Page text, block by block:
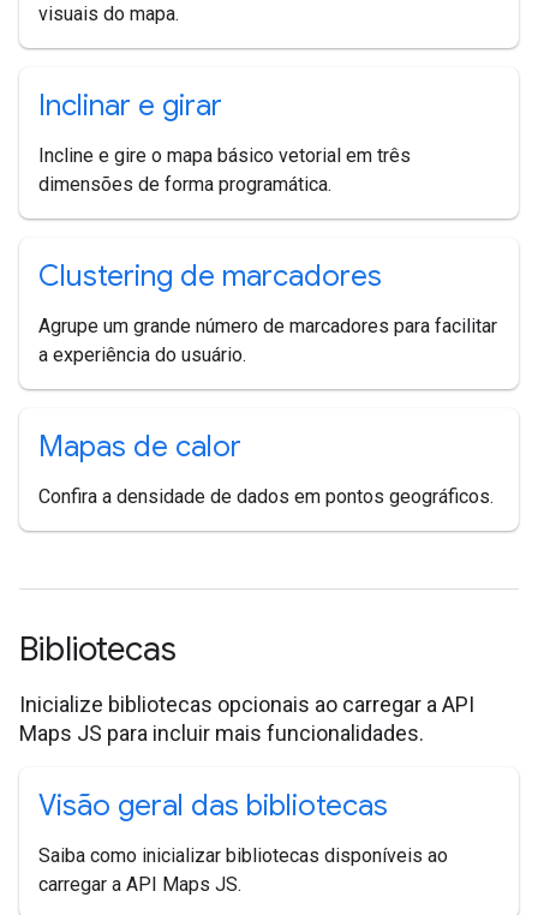
visuais do mapa.
Inclinar e girar
Incline e gire o mapa básico vetorial em três
dimensões de forma programática.
Clustering de marcadores
Agrupe um grande número de marcadores para facilitar
a experiência do usuário.
Mapas de calor
Confira a densidade de dados em pontos geográficos.
Bibliotecas
Inicialize bibliotecas opcionais ao carregar a API
Maps JS para incluir mais funcionalidades.
Visão geral das bibliotecas
Saiba como inicializar bibliotecas disponíveis ao
carregar a API Maps JS.